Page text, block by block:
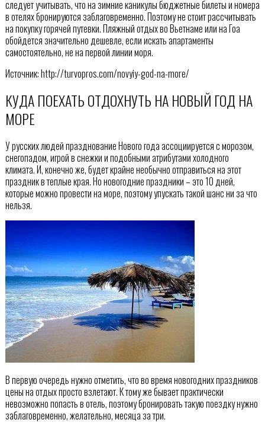
следует учитывать, что на зимние каникулы бюджетные билеты и номера
в отелях бронируются заблаговременно. Поэтому не стоит рассчитывать
на покупку горячей путевки. Пляжный отдых во Вьетнаме или на Гоа
обойдется значительно дешевле, если искать апартаменты
самостоятельно, не на первой линии моря.
Источник: http://turvopros.com/novyiy-god-na-more/
КУДА ПОЕХАТЬ ОТДОХНУТЬ НА НОВЫЙ ГОД НА
МОРЕ
У русских людей празднование Нового года ассоциируется с морозом,
снегопадом, игрой в снежки и подобными атрибутами холодного
климата. И, конечно же, будет крайне необычно отправиться на этот
праздник в теплые края. Но новогодние праздники – это 10 дней,
которые можно провести на море, поэтому упускать такой шанс ни за что
нельзя.
В первую очередь нужно отметить, что во время новогодних праздников
цены на отдых просто взлетают. К тому же бывает практически
невозможно попасть в отель, поэтому бронировать такую поездку нужно
заблаговременно, желательно, месяца за три.